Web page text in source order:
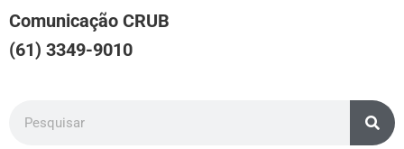
Comunicação CRUB
(61) 3349-9010